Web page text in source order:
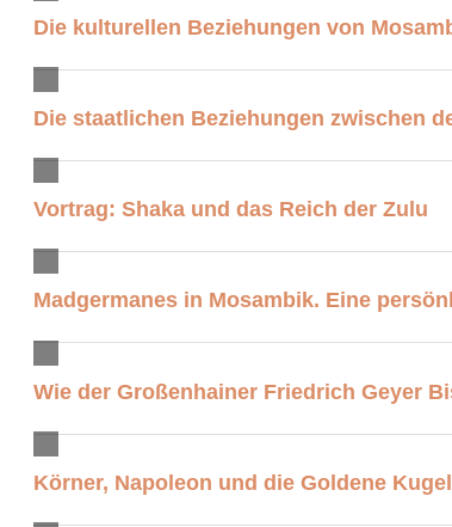
Die kulturellen Beziehungen von
Die staatlichen Beziehungen zwischen
Vortrag: Shaka und das Reich der Zulu
Madgermanes in Mosambik. Eine
Wie der Großenhainer Friedrich Geyer
Körner, Napoleon und die Goldene Kugel